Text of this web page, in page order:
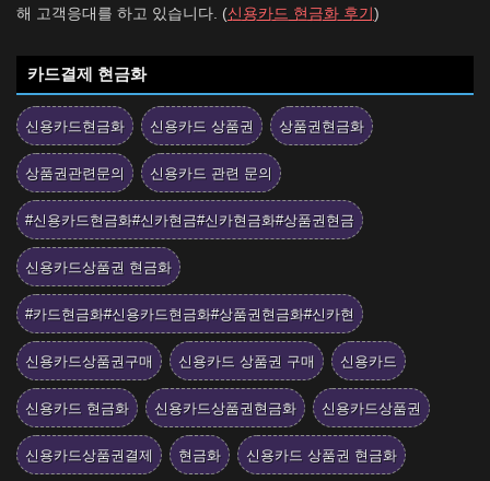
해 고객응대를 하고 있습니다. (신용카드 현금화 후기 )
카드결제 현금화
신용카드현금화 신용카드 상품권 상품권현금화
상품권관련문의 신용카드 관련 문의
#신용카드현금화#신카현금#신카현금화#상품권현금
신용카드상품권 현금화
#카드현금화#신용카드현금화#상품권현금화#신카현
신용카드상품권구매 신용카드 상품권 구매 신용카드
신용카드 현금화 신용카드상품권현금화 신용카드상품권
신용카드상품권결제 현금화 신용카드 상품권 현금화